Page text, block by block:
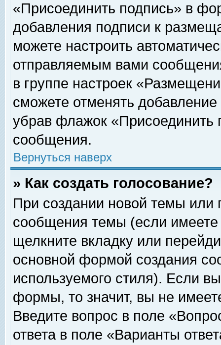
«Присоединить подпись» в
добавления подписи к
можете настроить
отправляемым вами
в группе настроек
сможете отменять
убрав флажок «Присоединить
сообщения.
Вернуться наверх
» Как создать голосование?
При создании новой темы или
сообщения темы (если
щелкните вкладку или
основной формой создания
используемого стиля). Если
формы, то значит, вы не
Введите вопрос в поле
ответа в поле «Варианты